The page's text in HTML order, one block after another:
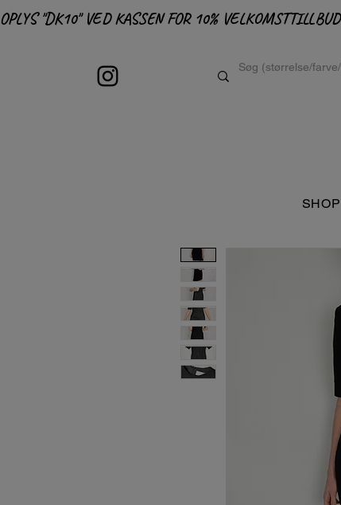
OPLYS "DK10" VED KASSEN FOR 10% VELKOMSTTILLBUD
SHOP